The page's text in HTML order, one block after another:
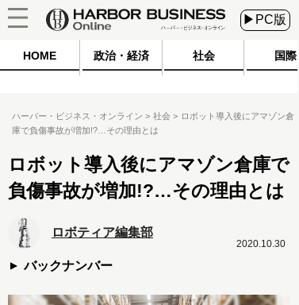
▶PC版
HOME 政治・経済 社会 国際
ハーバー・ビジネス・オンライン 社会
ロボット導入後にアマゾン倉
庫で負傷事故が増加!?…その理由とは
ロボット導入後にアマゾン倉庫で
負傷事故が増加!?…その理由とは
ロボティア編集部
バックナンバー
2020.10.30